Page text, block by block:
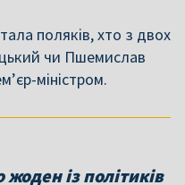
поляків, хто з двох
чи Пшемислав
міністром.
із політиків